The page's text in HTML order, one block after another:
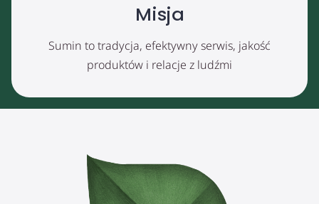
Misja
Sumin to tradycja, efektywny serwis, jakość
produktów i relacje z ludźmi